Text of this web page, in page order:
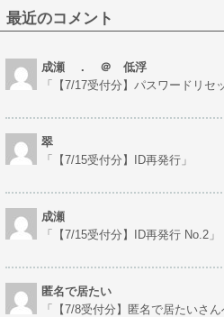
最近のコメント
成瀬 ． ＠ 低浮
「
【7/17受付分】パスワードリセ
翠
「
【7/15受付分】ID再発行 」
成瀬
「
【7/15受付分】ID再発行 No.2 」
匿名で居たい
「
【7/8受付分】匿名で居たいさ